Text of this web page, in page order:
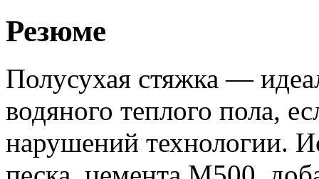
Резюме
Полусухая стяжка —
водяного теплого пола,
нарушений технологии.